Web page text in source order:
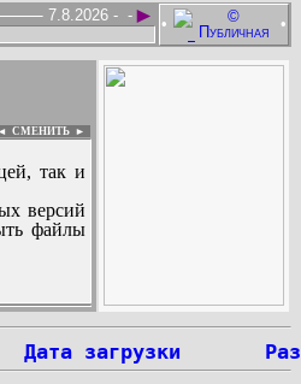
• •
►
-
7.8.2026 -
СМЕНИТЬ ►
так и
версий
файлы
:
Дата загрузки